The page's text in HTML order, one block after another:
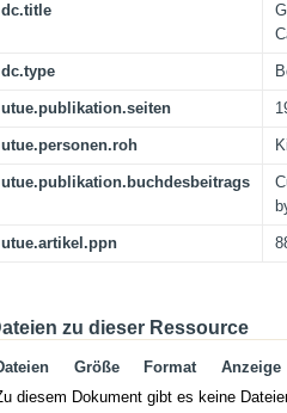
dc.title
dc.type
utue.publikation.seiten
utue.personen.roh
utue.publikation.buchdesbeitrags
utue.artikel.ppn
zu dieser Ressource
Größe Format
Anzeige
diesem Dokument gibt es keine